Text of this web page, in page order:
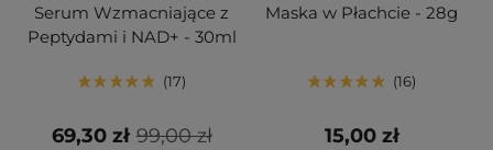
Serum Wzmacniające z
Peptydami i NAD+ - 30ml
17
99,00 zł
69,30 zł
Maska w Płachcie - 28g
16
15,00 zł